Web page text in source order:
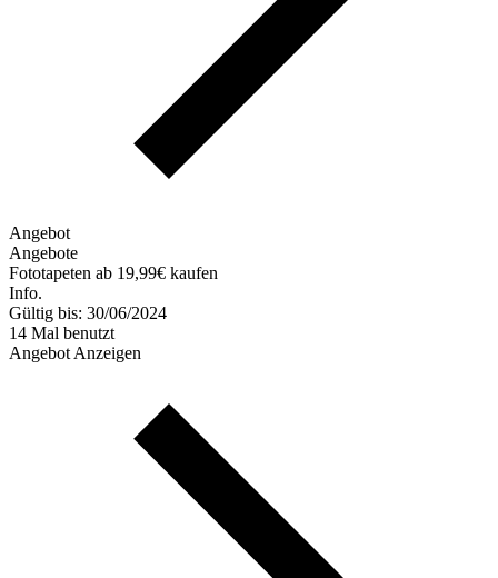
Angebot
Angebote
Fototapeten ab 19,99€ kaufen
Info.
Gültig bis: 30/06/2024
14 Mal benutzt
Angebot Anzeigen